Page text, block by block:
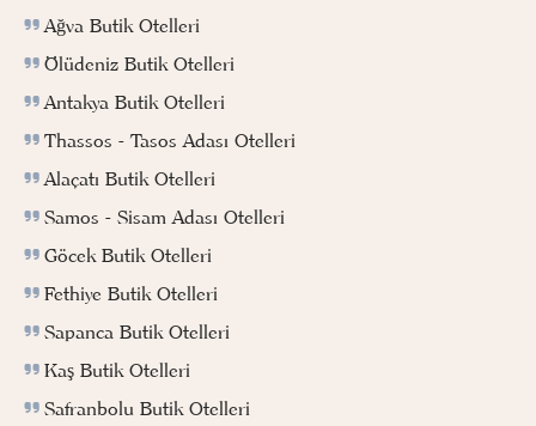
Ağva Butik Otelleri
Ölüdeniz Butik Otelleri
Antakya Butik Otelleri
Thassos - Tasos Adası Otelleri
Alaçatı Butik Otelleri
Samos - Sisam Adası Otelleri
Göcek Butik Otelleri
Fethiye Butik Otelleri
Sapanca Butik Otelleri
Kaş Butik Otelleri
Safranbolu Butik Otelleri